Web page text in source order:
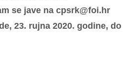
se jave na cpsrk@foi.hr
23. rujna 2020. godine, do